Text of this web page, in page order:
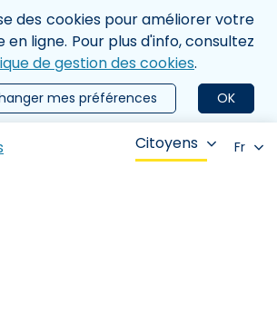
cookies
des cookies pour améliorer votre
en ligne. Pour plus d'info, consultez
de gestion des cookies.
OK
mes préférences
Citoyens Fr